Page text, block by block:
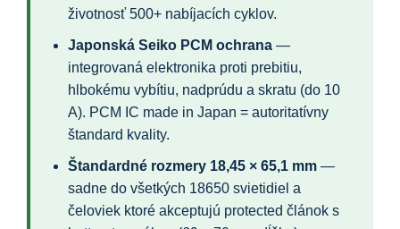
životnosť 500+ nabíjacích cyklov.
Japonská Seiko PCM ochrana —
integrovaná elektronika proti prebitiu,
hlbokému vybítiu, nadprúdu a skratu (do 10
A). PCM IC made in Japan = autoritatívny
štandard kvality.
Štandardné rozmery 18,45 × 65,1 mm —
sadne do všetkých 18650 svietidiel a
čeloviek ktoré akceptujú protected článok s